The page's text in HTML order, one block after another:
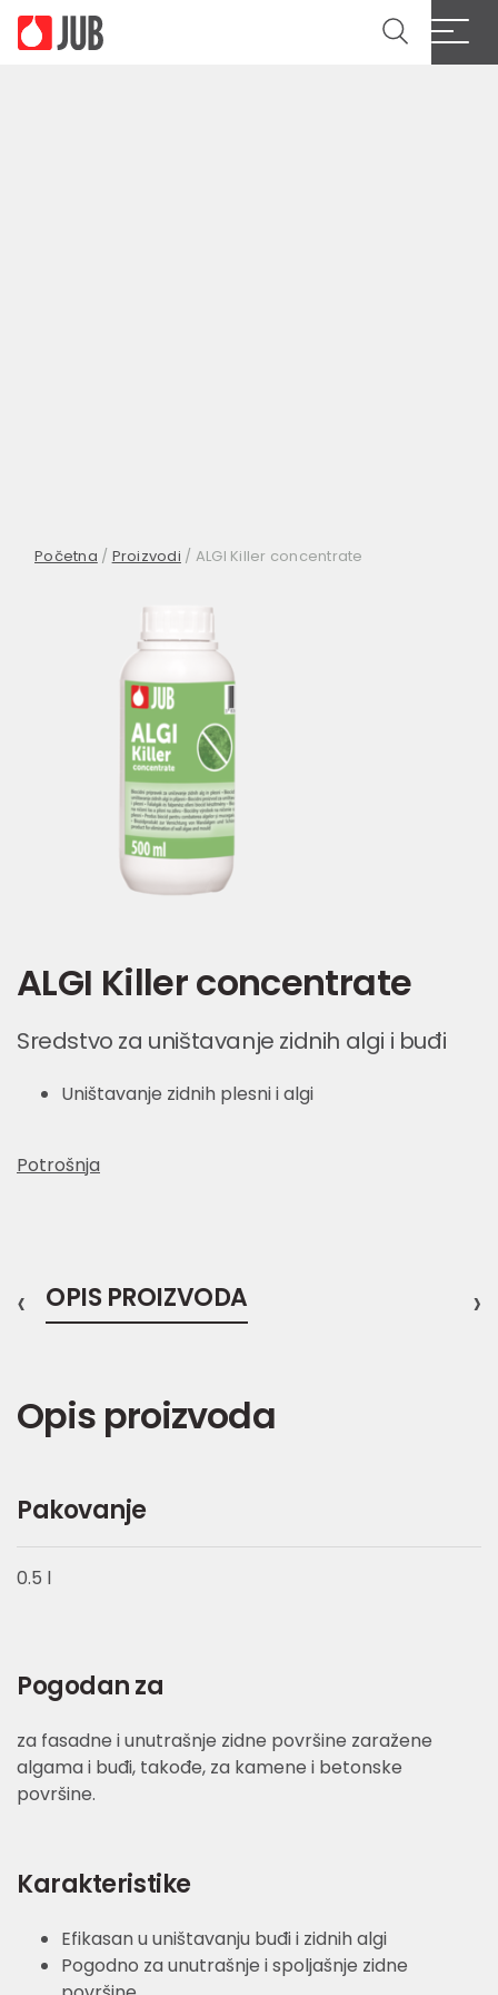
Početna / Proizvodi / ALGI Killer concentrate
ALGI Killer concentrate
Sredstvo za uništavanje zidnih algi i buđi
Uništavanje zidnih plesni i algi
Potrošnja
OPIS PROIZVODA
‹ ›
Opis proizvoda
Pakovanje
0.5 l
Pogodan za
za fasadne i unutrašnje zidne površine zaražene
algama i buđi, takođe, za kamene i betonske
površine.
Karakteristike
Efikasan u uništavanju buđi i zidnih algi
Pogodno za unutrašnje i spoljašnje zidne